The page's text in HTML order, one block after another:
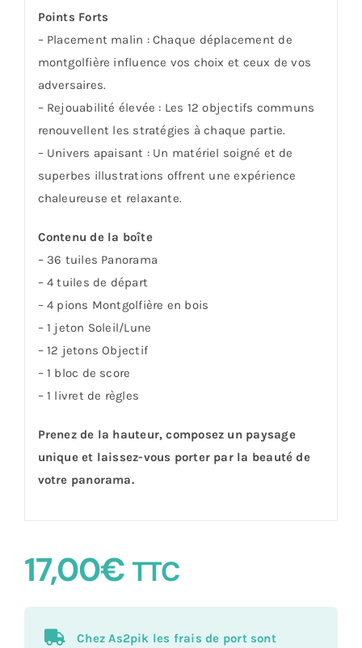
Points Forts
– Placement malin : Chaque déplacement de
montgolfière influence vos choix et ceux de vos
adversaires.
– Rejouabilité élevée : Les 12 objectifs communs
renouvellent les stratégies à chaque partie.
– Univers apaisant : Un matériel soigné et de
superbes illustrations offrent une expérience
chaleureuse et relaxante.
Contenu de la boîte
– 36 tuiles Panorama
– 4 tuiles de départ
– 4 pions Montgolfière en bois
– 1 jeton Soleil/Lune
– 12 jetons Objectif
– 1 bloc de score
– 1 livret de règles
Prenez de la hauteur, composez un paysage
unique et laissez-vous porter par la beauté de
votre panorama.
17,00€ TTC
Chez As2pik les frais de port sont